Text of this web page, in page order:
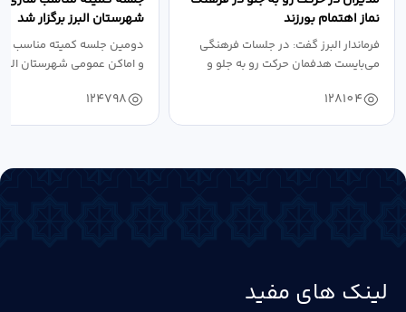
نماز اهتمام بورزند
فرماندار البرز گفت: در جلسات فرهنگی
می‌بایست هدفمان حرکت رو به جلو و
128104
شهرستان البرز برگزار شد
دومین جلسه کمیته مناسب
و اماکن عمومی شهرستان
124798
لینک های مفید